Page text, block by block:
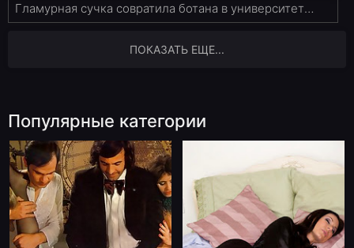
Гламурная сучка совратила ботана в университетской библиотеке
ПОКАЗАТЬ ЕЩЕ...
Популярные категории